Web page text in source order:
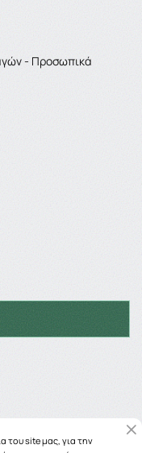
- Προσωπικά
του site μας, για την